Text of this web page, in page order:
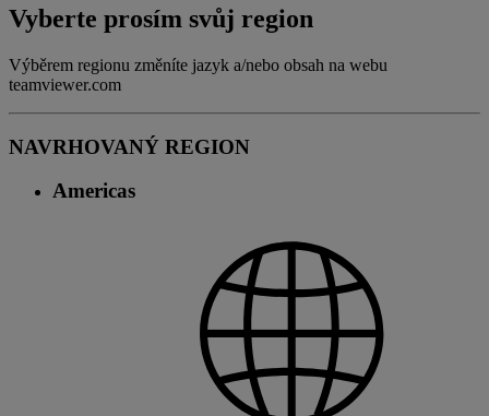
Vyberte prosím svůj region
Výběrem regionu změníte jazyk a/nebo obsah na webu
teamviewer.com
NAVRHOVANÝ REGION
Americas